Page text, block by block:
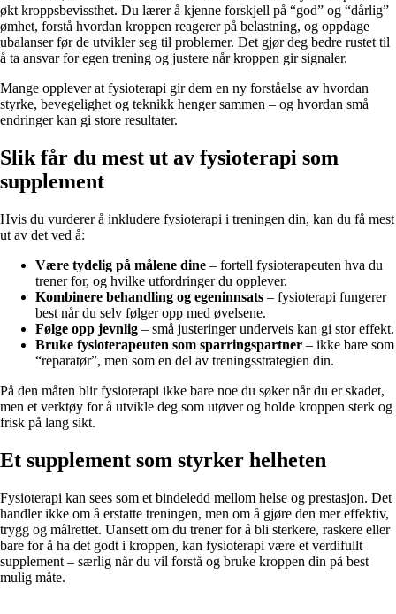
økt kroppsbevissthet. Du lærer å kjenne forskjell på “god” og “dårlig”
ømhet, forstå hvordan kroppen reagerer på belastning, og oppdage
ubalanser før de utvikler seg til problemer. Det gjør deg bedre rustet til
å ta ansvar for egen trening og justere når kroppen gir signaler.
Mange opplever at fysioterapi gir dem en ny forståelse av hvordan
styrke, bevegelighet og teknikk henger sammen – og hvordan små
endringer kan gi store resultater.
Slik får du mest ut av fysioterapi som
supplement
Hvis du vurderer å inkludere fysioterapi i treningen din, kan du få mest
ut av det ved å:
Være tydelig på målene dine – fortell fysioterapeuten hva du
trener for, og hvilke utfordringer du opplever.
Kombinere behandling og egeninnsats – fysioterapi fungerer
best når du selv følger opp med øvelsene.
Følge opp jevnlig – små justeringer underveis kan gi stor effekt.
Bruke fysioterapeuten som sparringspartner – ikke bare som
“reparatør”, men som en del av treningsstrategien din.
På den måten blir fysioterapi ikke bare noe du søker når du er skadet,
men et verktøy for å utvikle deg som utøver og holde kroppen sterk og
frisk på lang sikt.
Et supplement som styrker helheten
Fysioterapi kan sees som et bindeledd mellom helse og prestasjon. Det
handler ikke om å erstatte treningen, men om å gjøre den mer effektiv,
trygg og målrettet. Uansett om du trener for å bli sterkere, raskere eller
bare for å ha det godt i kroppen, kan fysioterapi være et verdifullt
supplement – særlig når du vil forstå og bruke kroppen din på best
mulig måte.